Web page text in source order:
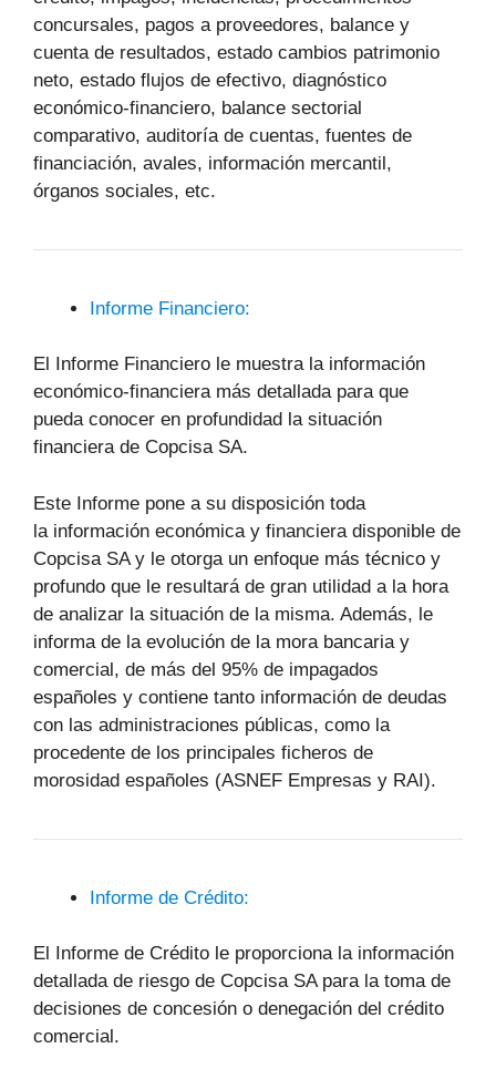
concursales, pagos a proveedores, balance y
cuenta de resultados, estado cambios patrimonio
neto, estado flujos de efectivo, diagnóstico
económico-financiero, balance sectorial
comparativo, auditoría de cuentas, fuentes de
financiación, avales, información mercantil,
órganos sociales, etc.
Informe Financiero:
El Informe Financiero le muestra la información
económico-financiera más detallada para que
pueda conocer en profundidad la situación
financiera de Copcisa SA.
Este Informe pone a su disposición toda
la información económica y financiera disponible de
Copcisa SA y le otorga un enfoque más técnico y
profundo que le resultará de gran utilidad a la hora
de analizar la situación de la misma. Además, le
informa de la evolución de la mora bancaria y
comercial, de más del 95% de impagados
españoles y contiene tanto información de deudas
con las administraciones públicas, como la
procedente de los principales ficheros de
morosidad españoles (ASNEF Empresas y RAI).
Informe de Crédito:
El Informe de Crédito le proporciona la información
detallada de riesgo de Copcisa SA para la toma de
decisiones de concesión o denegación del crédito
comercial.